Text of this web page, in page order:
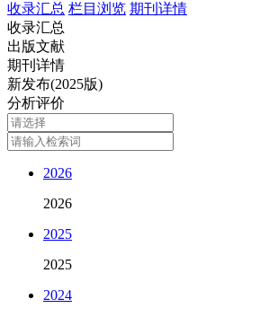
收录汇总 栏目浏览 期刊详情
收录汇总
出版文献
期刊详情
新发布(2025版)
分析评价
2026
2026
2025
2025
2024